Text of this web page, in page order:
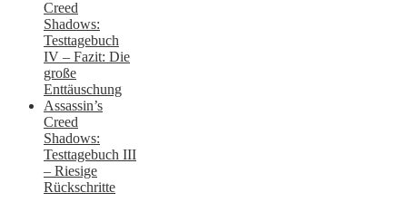
Creed
Shadows:
Testtagebuch
IV – Fazit: Die
große
Enttäuschung
Assassin’s
Creed
Shadows:
Testtagebuch III
– Riesige
Rückschritte